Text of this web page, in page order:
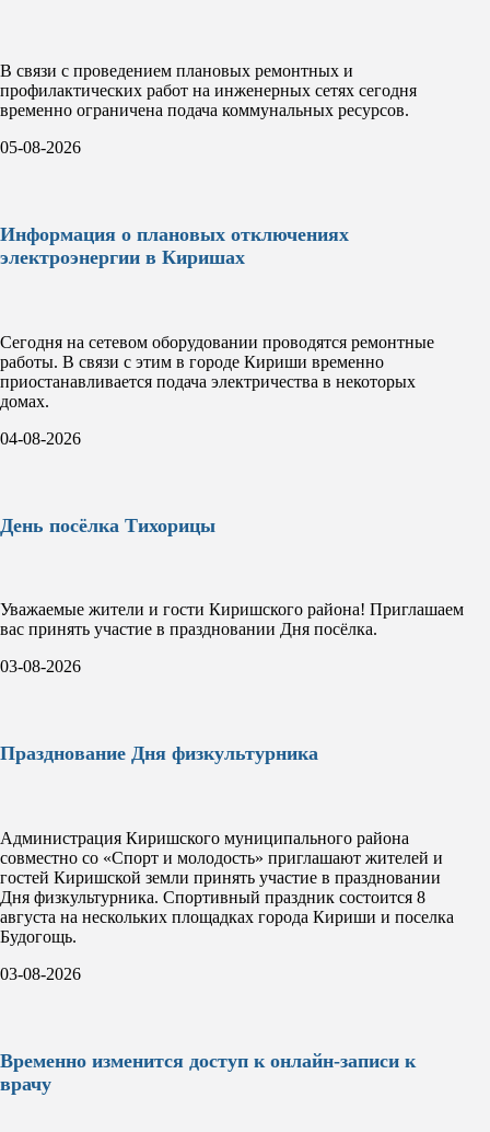
В связи с проведением плановых ремонтных и
профилактических работ на инженерных сетях сегодня
временно ограничена подача коммунальных ресурсов.
05-08-2026
Информация о плановых отключениях
электроэнергии в Киришах
Сегодня на сетевом оборудовании проводятся ремонтные
работы. В связи с этим в городе Кириши временно
приостанавливается подача электричества в некоторых
домах.
04-08-2026
День посёлка Тихорицы
Уважаемые жители и гости Киришского района! Приглашаем
вас принять участие в праздновании Дня посёлка.
03-08-2026
Празднование Дня физкультурника
Администрация Киришского муниципального района
совместно со «Спорт и молодость» приглашают жителей и
гостей Киришской земли принять участие в праздновании
Дня физкультурника. Спортивный праздник состоится 8
августа на нескольких площадках города Кириши и поселка
Будогощь.
03-08-2026
Временно изменится доступ к онлайн-записи к
врачу